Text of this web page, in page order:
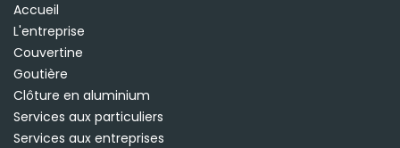
Accueil
L'entreprise
Couvertine
Goutière
Clôture en aluminium
Services aux particuliers
Services aux entreprises